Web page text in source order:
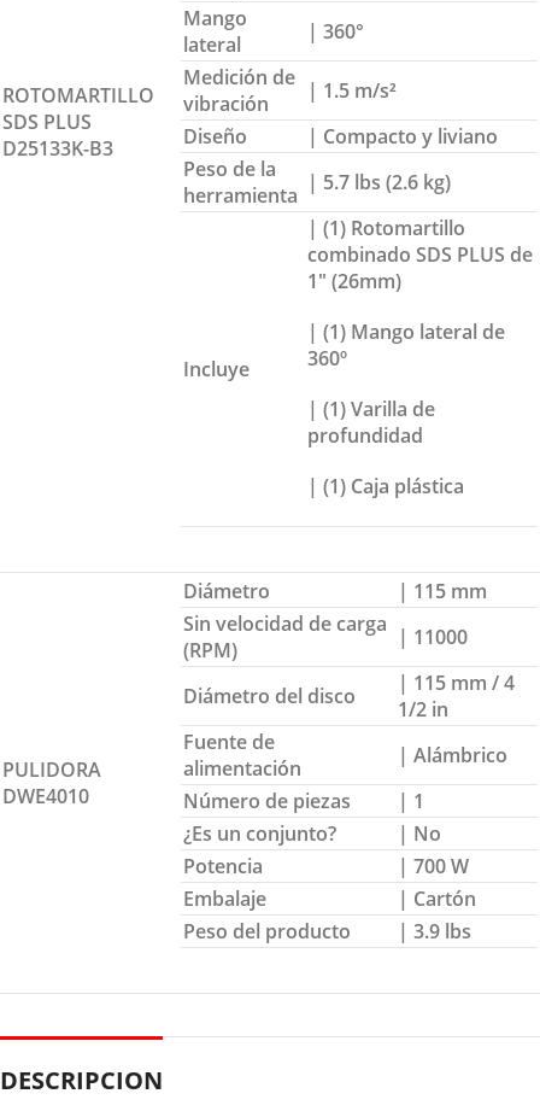
ROTOMARTILLO
SDS PLUS
D25133K-B3
Mango
lateral
| 360°
Medición de
vibración
| 1.5 m/s²
Diseño
| Compacto y liviano
Peso de la
herramienta | 5.7 lbs (2.6 kg)
Incluye
| (1) Rotomartillo
combinado SDS PLUS de
1″ (26mm)
| (1) Mango lateral de
360º
| (1) Varilla de
profundidad
| (1) Caja plástica
PULIDORA
DWE4010
Diámetro
| 115 mm
Sin velocidad de carga
(RPM)
| 11000
Diámetro del disco
| 115 mm / 4
1/2 in
Fuente de
alimentación
| Alámbrico
Número de piezas
| 1
¿Es un conjunto?
| No
Potencia
| 700 W
Embalaje
| Cartón
Peso del producto
| 3.9 lbs
DESCRIPCION